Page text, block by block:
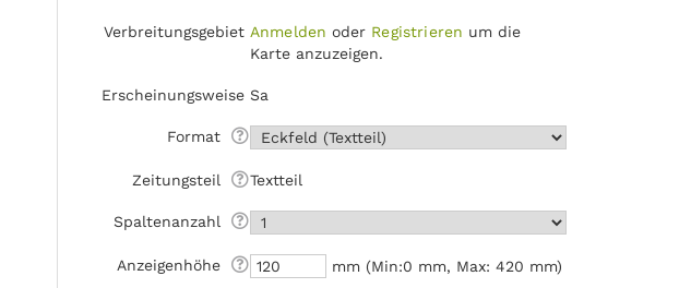
Verbreitungsgebiet Anmelden oder Registrieren um die
Karte anzuzeigen.
Erscheinungsweise Sa
Format
Zeitungsteil Textteil
Spaltenanzahl
Anzeigen­höhe mm (Min:0 mm, Max: 420 mm)